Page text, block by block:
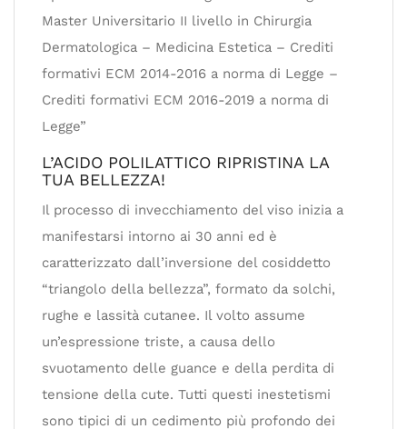
Master Universitario II livello in Chirurgia
Dermatologica – Medicina Estetica – Crediti
formativi ECM 2014-2016 a norma di Legge –
Crediti formativi ECM 2016-2019 a norma di
Legge”
L’ACIDO POLILATTICO RIPRISTINA LA
TUA BELLEZZA!
Il processo di invecchiamento del viso inizia a
manifestarsi intorno ai 30 anni ed è
caratterizzato dall’inversione del cosiddetto
“triangolo della bellezza”, formato da solchi,
rughe e lassità cutanee. Il volto assume
un’espressione triste, a causa dello
svuotamento delle guance e della perdita di
tensione della cute. Tutti questi inestetismi
sono tipici di un cedimento più profondo dei